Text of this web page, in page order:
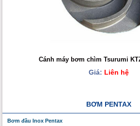
Cánh máy bơm chìm Tsurumi
Giá: Liên hệ
BƠM PENTAX
Bơm đầu Inox Pentax